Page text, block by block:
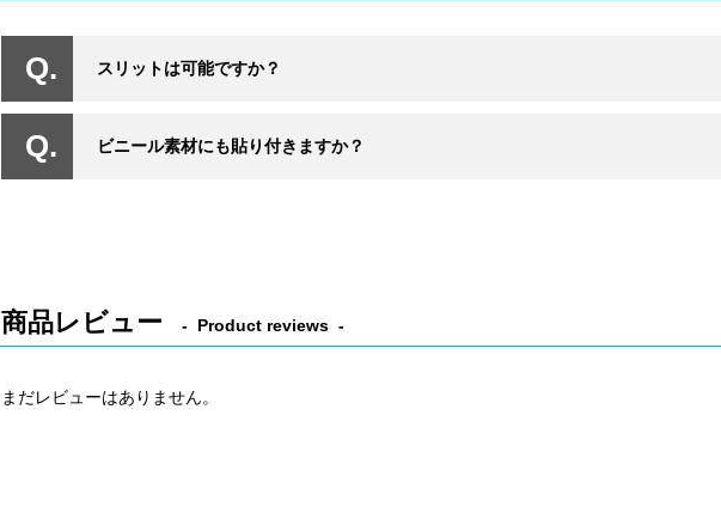
スリットは可能ですか？
ビニール素材にも貼り付きますか？
商品レビュー Product reviews
まだレビューはありません。